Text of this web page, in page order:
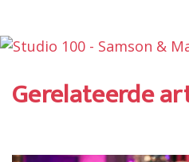
Gerelateerde